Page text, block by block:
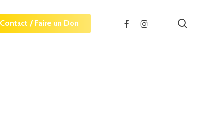
Contact / Faire un Don facebookinstagram